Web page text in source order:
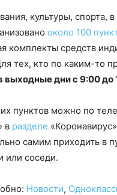
культуры, спорта,
около 100
комплекты средств
тех, кто по каким-то
выходные дни с 9:00 до
пунктов можно по
в разделе
самим приходить в
или соседи.
Новости,